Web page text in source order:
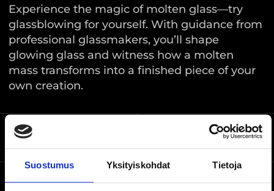
Suostumus Yksityiskohdat Tietoja
Experience the magic of molten glass—try
glassblowing for yourself. With guidance from
professional glassmakers, you’ll shape
glowing glass and witness how a molten
mass transforms into a finished piece of your
own creation.
Location on the map
Pruukinraitti 15